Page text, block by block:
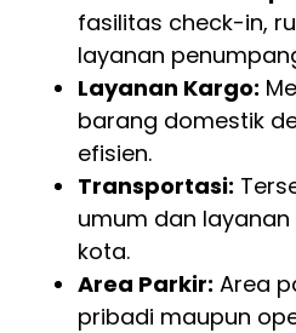
fasilitas check-in,
layanan
Layanan Kargo:
barang domestik
efisien.
Transportasi:
umum dan
kota.
Area Parkir: Area
pribadi maupun